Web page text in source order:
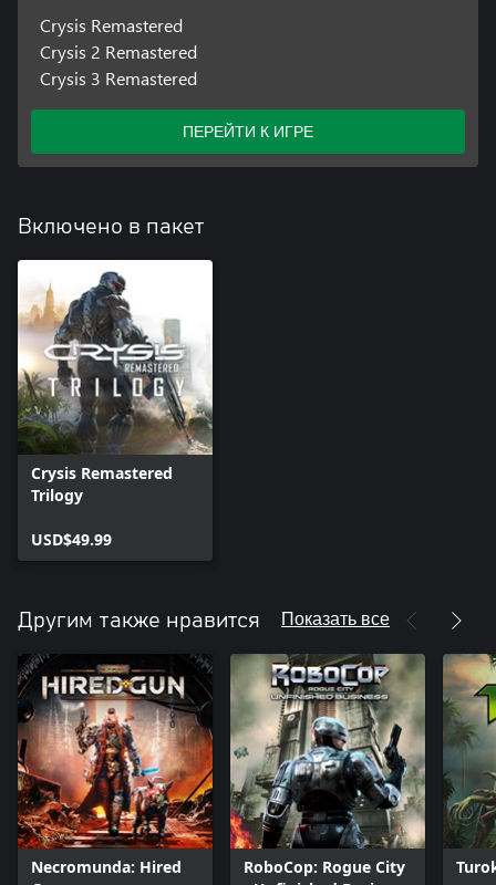
Crysis Remastered
Crysis 2 Remastered
Crysis 3 Remastered
ПЕРЕЙТИ К ИГРЕ
Включено в пакет
Crysis Remastered
Trilogy
USD$49.99
Другим также нравится Показать все
Necromunda: Hired
RoboCop: Rogue City